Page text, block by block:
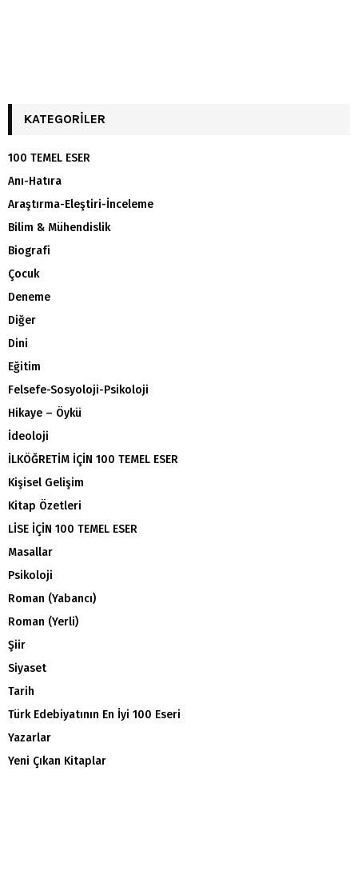
KATEGORILER
100 TEMEL ESER
Anı-Hatıra
Araştırma-Eleştiri-İnceleme
Bilim & Mühendislik
Biografi
Çocuk
Deneme
Diğer
Dini
Eğitim
Felsefe-Sosyoloji-Psikoloji
Hikaye – Öykü
İdeoloji
İLKÖĞRETİM İÇİN 100 TEMEL ESER
Kişisel Gelişim
Kitap Özetleri
LİSE İÇİN 100 TEMEL ESER
Masallar
Psikoloji
Roman (Yabancı)
Roman (Yerli)
Şiir
Siyaset
Tarih
Türk Edebiyatının En İyi 100 Eseri
Yazarlar
Yeni Çıkan Kitaplar